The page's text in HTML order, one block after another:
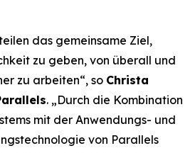
das gemeinsame Ziel,
zu geben, von überall und
zu arbeiten“, so Christa
. „Durch die Kombination
mit der Anwendungs- und
von Parallels